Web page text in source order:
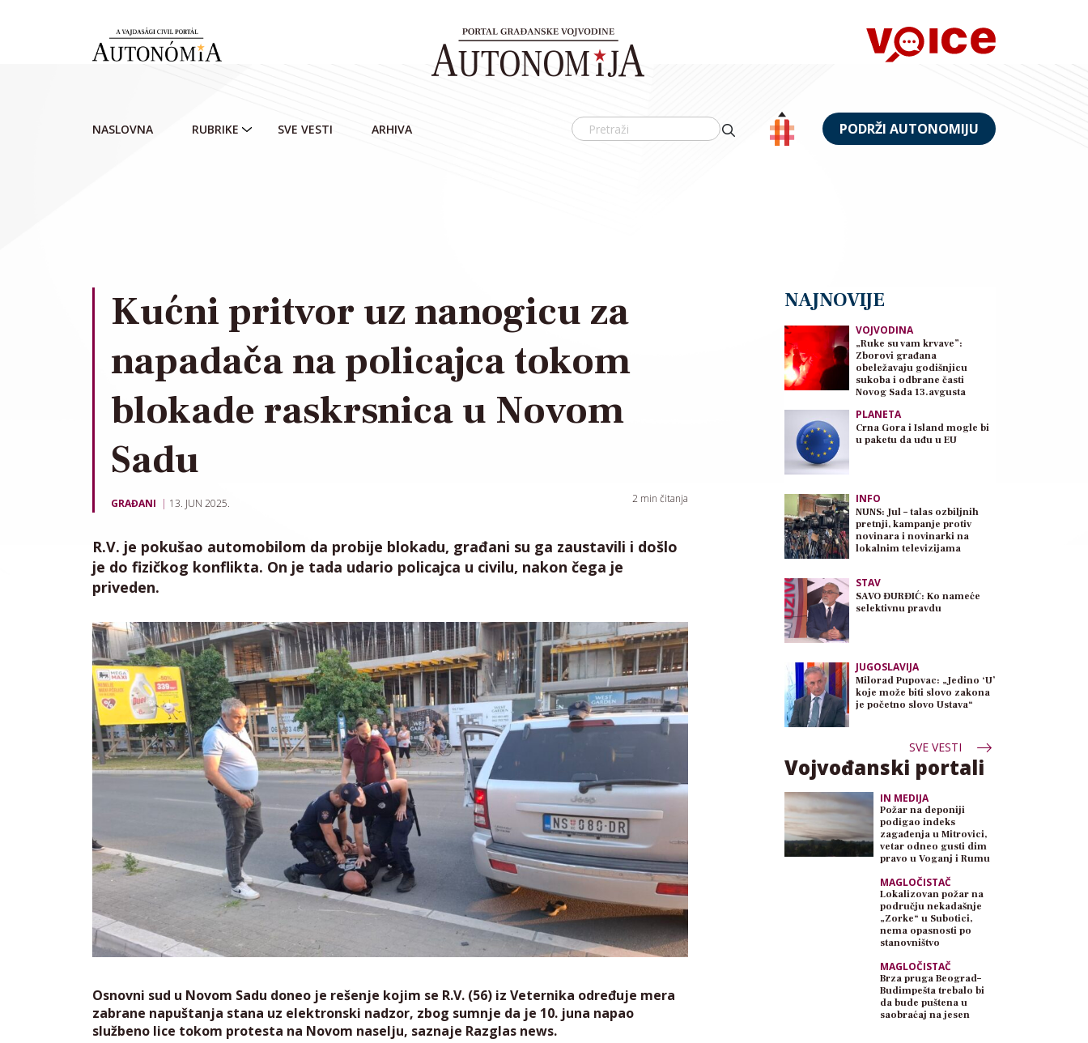
NASLOVNA RUBRIKE SVE VESTI ARHIVA PODRŽI AUTONOMIJU
Kućni pritvor uz nanogicu za
napadača na policajca tokom
blokade raskrsnica u Novom
Sadu
GRAĐANI 13. JUN 2025. 2 min čitanja
R.V. je pokušao automobilom da probije blokadu, građani su ga zaustavili i došlo
je do fizičkog konflikta. On je tada udario policajca u civilu, nakon čega je
priveden.
Osnovni sud u Novom Sadu doneo je rešenje kojim se R.V. (56) iz Veternika određuje mera
zabrane napuštanja stana uz elektronski nadzor, zbog sumnje da je 10. juna napao
službeno lice tokom protesta na Novom naselju, saznaje Razglas news.
NAJNOVIJE
VOJVODINA
„Ruke su vam krvave”:
Zborovi građana
obeležavaju godišnjicu
sukoba i odbrane časti
Novog Sada 13.avgusta
PLANETA
Crna Gora i Island mogle bi
u paketu da uđu u EU
INFO
NUNS: Jul – talas ozbiljnih
pretnji, kampanje protiv
novinara i novinarki na
lokalnim televizijama
STAV
SAVO ĐURĐIĆ: Ko nameće
selektivnu pravdu
JUGOSLAVIJA
Milorad Pupovac: „Jedino ‘U’
koje može biti slovo zakona
je početno slovo Ustava“
SVE VESTI
Vojvođanski portali
IN MEDIJA
Požar na deponiji
podigao indeks
zagađenja u Mitrovici,
vetar odneo gusti dim
pravo u Voganj i Rumu
MAGLOČISTAČ
Lokalizovan požar na
području nekadašnje
„Zorke“ u Subotici,
nema opasnosti po
stanovništvo
MAGLOČISTAČ
Brza pruga Beograd–
Budimpešta trebalo bi
da bude puštena u
saobraćaj na jesen